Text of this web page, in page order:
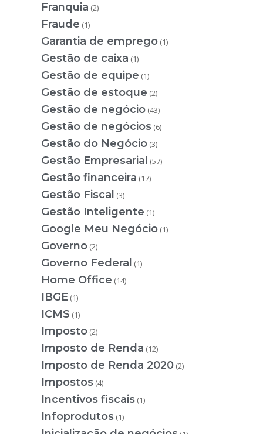
Franquia (2)
Fraude (1)
Garantia de emprego (1)
Gestão de caixa (1)
Gestão de equipe (1)
Gestão de estoque (2)
Gestão de negócio (43)
Gestão de negócios (6)
Gestão do Negócio (3)
Gestão Empresarial (57)
Gestão financeira (17)
Gestão Fiscal (3)
Gestão Inteligente (1)
Google Meu Negócio (1)
Governo (2)
Governo Federal (1)
Home Office (14)
IBGE (1)
ICMS (1)
Imposto (2)
Imposto de Renda (12)
Imposto de Renda 2020 (2)
Impostos (4)
Incentivos fiscais (1)
Infoprodutos (1)